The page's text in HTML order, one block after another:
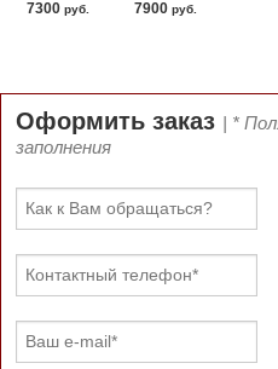
7300 руб. 7900 руб.
Оформить заказ | *
заполнения